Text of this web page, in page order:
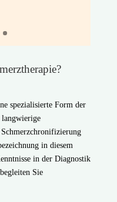
spezialisierte Form der
in diesem
in der Diagnostik
Sie